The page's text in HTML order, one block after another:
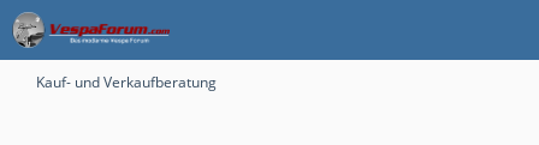
Kauf- und Verkaufberatung